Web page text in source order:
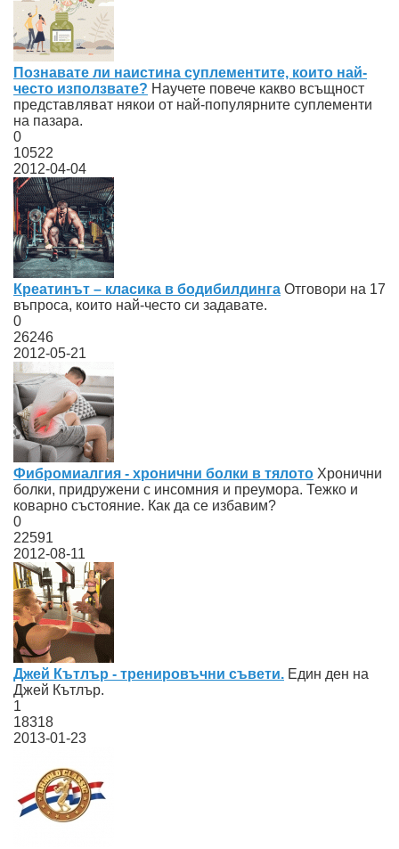
Познавате ли наистина суплементите, които най-
често използвате? Научете повече какво всъщност
представляват някои от най-популярните суплементи
на пазара.
0
10522
2012-04-04
Креатинът – класика в бодибилдинга Отговори на 17
въпроса, които най-често си задавате.
0
26246
2012-05-21
Фибромиалгия - хронични болки в тялото Хронични
болки, придружени с инсомния и преумора. Тежко и
коварно състояние. Как да се избавим?
0
22591
2012-08-11
Джей Кътлър - тренировъчни съвети. Един ден на
Джей Кътлър.
1
18318
2013-01-23